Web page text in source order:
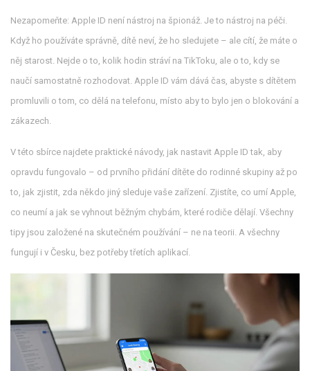
Nezapomeňte: Apple ID není nástroj na špionáž. Je to nástroj na péči.
Když ho používáte správně, dítě neví, že ho sledujete – ale cítí, že máte o
něj starost. Nejde o to, kolik hodin stráví na TikToku, ale o to, kdy se
naučí samostatně rozhodovat. Apple ID vám dává čas, abyste s dítětem
promluvili o tom, co dělá na telefonu, místo aby to bylo jen o blokování a
zákazech.
V této sbírce najdete praktické návody, jak nastavit Apple ID tak, aby
opravdu fungovalo – od prvního přidání dítěte do rodinné skupiny až po
to, jak zjistit, zda někdo jiný sleduje vaše zařízení. Zjistíte, co umí Apple,
co neumí a jak se vyhnout běžným chybám, které rodiče dělají. Všechny
tipy jsou založené na skutečném používání – ne na teorii. A všechny
fungují i v Česku, bez potřeby třetích aplikací.